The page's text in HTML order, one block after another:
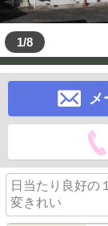
1/8
日当たり良好の
変きれい